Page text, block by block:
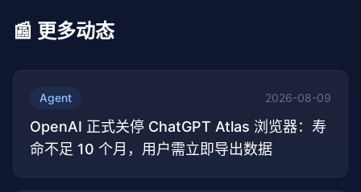
📰 更多动态
Agent 2026-08-09
OpenAI 正式关停 ChatGPT Atlas 浏览器：寿
命不足 10 个月，用户需立即导出数据